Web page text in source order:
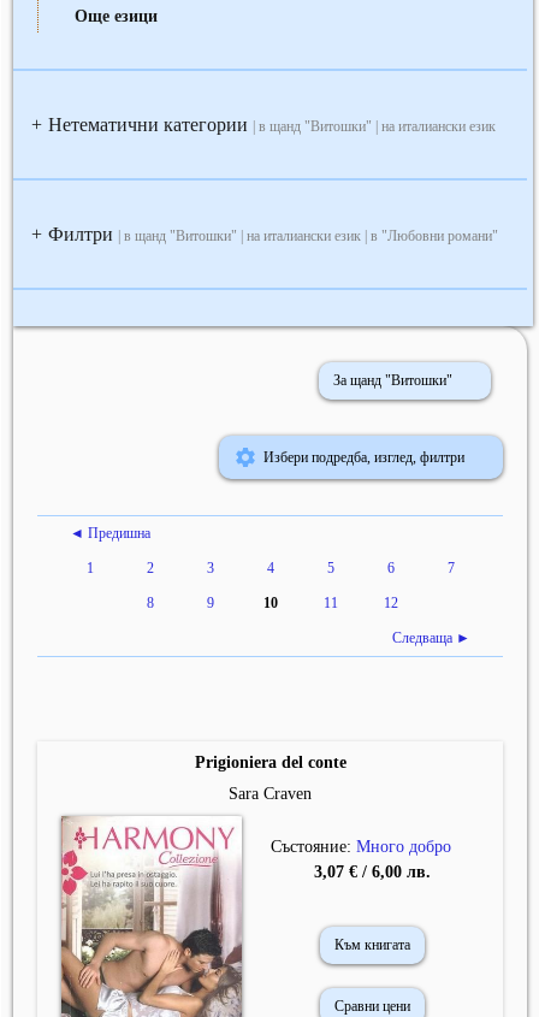
Още езици
+ Нетематични категории | в щанд "Витошки" | на италиански език
+ Филтри | в щанд "Витошки" | на италиански език | в "Любовни романи"
За щанд "Витошки"
Избери подредба, изглед, филтри
◄ Предишна
1 2 3 4 5 6 7
8 9 10 11 12
Следваща ►
Prigioniera del conte
Sara Craven
Състояние: Много добро
3,07 € / 6,00 лв.
Към книгата
Сравни цени